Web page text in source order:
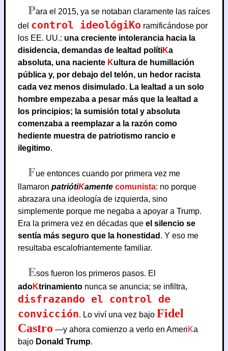
Para el 2015, ya se notaban claramente las raíces
del control ideológiKo ramificándose por
los EE. UU.: una creciente intolerancia hacia la
disidencia, demandas de lealtad polítiKa
absoluta, una naciente Kultura de humillación
pública y, por debajo del telón, un hedor racista
cada vez menos disimulado. La lealtad a un solo
hombre empezaba a pesar más que la lealtad a
los principios; la sumisión total y absoluta
comenzaba a reemplazar a la razón como
hediente muestra de patriotismo rancio e
ilegitimo.
Fue entonces cuando por primera vez me
llamaron patriótiKamente comunista: no porque
abrazara una ideología de izquierda, sino
simplemente porque me negaba a apoyar a Trump.
Era la primera vez en décadas que el silencio se
sentía más seguro que la honestidad . Y eso me
resultaba escalofriantemente familiar.
Esos fueron los primeros pasos. El
adoKtrinamiento nunca se anuncia; se infiltra,
disfrazando el control de
convicción. Lo viví una vez bajo Fidel
Castro —y ahora comienzo a verlo en AmeriKa
bajo Donald Trump.